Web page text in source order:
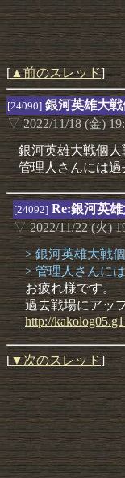
[▲前のスレッド]
[24090] 銀河英雄大
▽ 2022/11/18 (金)
銀河英雄大戦個
管理人さんには過
[24092] Re:銀河英
▽2022/11/22 (火)
> 銀河英雄大戦
> 管理人さんに
お疲れ様です。
過去戦場にアッ
http://kakolog05.
[▼次のスレッド]